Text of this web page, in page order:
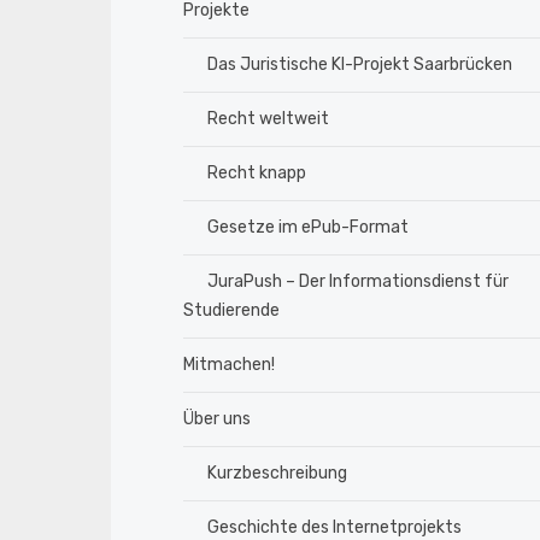
Projekte
Das Juristische KI-Projekt Saarbrücken
Recht weltweit
Recht knapp
Gesetze im ePub-Format
JuraPush – Der Informationsdienst für
Studierende
Mitmachen!
Über uns
Kurzbeschreibung
Geschichte des Internetprojekts